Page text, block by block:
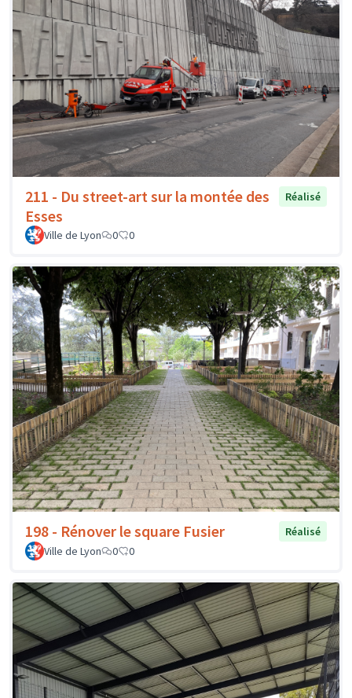
211 - Du street-art sur la montée des
Esses
Réalisé
Ville de Lyon 0 0
198 - Rénover le square Fusier
Réalisé
Ville de Lyon
0 0